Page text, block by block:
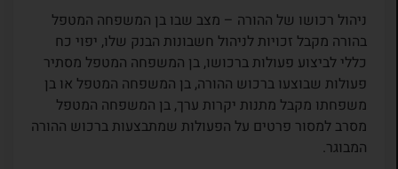
ניהול רכושו של ההורה – מצב שבו בן המשפחה המטפל
בהורה מקבל זכויות לניהול חשבונות הבנק שלו, יפוי כח
כללי לביצוע פעולות ברכושו, בן המשפחה המטפל מסתיר
פעולות שבוצעו ברכוש ההורה, בן המשפחה המטפל או בן
משפחתו מקבל מתנות יקרות ערך, בן המשפחה המטפל
מסרב למסור פרטים על הפעולות שמתבצעות ברכוש ההורה
המבוגר.